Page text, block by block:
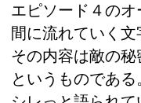
エピソード４の
間に流れていく文
その内容は敵の
というものである